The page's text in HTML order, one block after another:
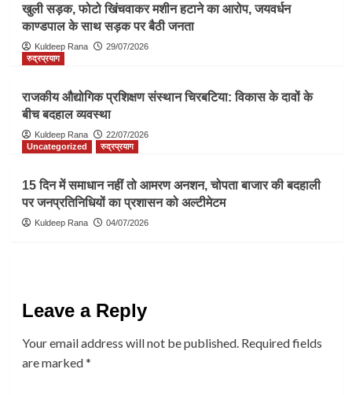
खुली सड़क, फोटो खिंचवाकर मशीन हटाने का आरोप, जयवर्धन
काण्डपाल के साथ सड़क पर बैठी जनता
Kuldeep Rana
29/07/2026
रुद्रप्रयाग
राजकीय औद्योगिक प्रशिक्षण संस्थान चिरबटिया: विकास के दावों के
बीच बदहाल व्यवस्था
Kuldeep Rana
22/07/2026
Uncategorized
रुद्रप्रयाग
15 दिन में समाधान नहीं तो आमरण अनशन, चोपता बाजार की बदहाली
पर जनप्रतिनिधियों का प्रशासन को अल्टीमेटम
Kuldeep Rana 04/07/2026
Leave a Reply
Your email address will not be published. Required fields
are marked*